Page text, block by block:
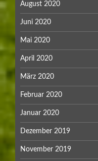
August 2020
Juni 2020
Mai 2020
April 2020
März 2020
Februar 2020
Januar 2020
Dezember 2019
November 2019